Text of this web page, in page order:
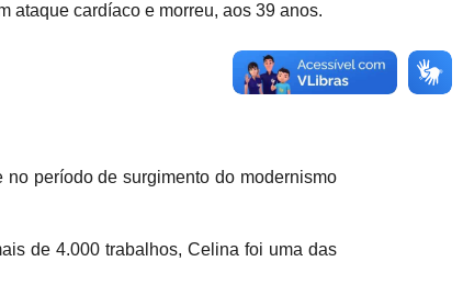
ataque cardíaco e morreu, aos 39 anos.
período de surgimento do modernismo
de 4.000 trabalhos, Celina foi uma das